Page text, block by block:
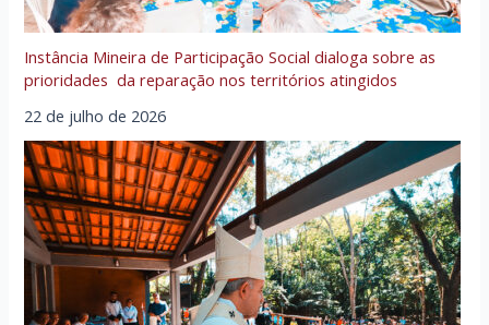
Instância Mineira de Participação Social dialoga sobre as
prioridades da reparação nos territórios atingidos
22 de julho de 2026